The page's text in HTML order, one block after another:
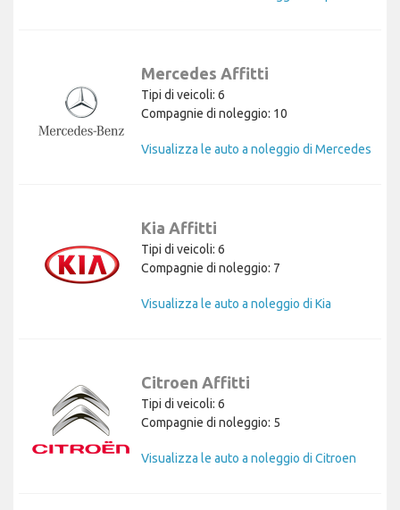
Mercedes Affitti
Tipi di veicoli: 6
Compagnie di noleggio: 10
Visualizza le auto a noleggio di Mercedes
Kia Affitti
Tipi di veicoli: 6
Compagnie di noleggio: 7
Visualizza le auto a noleggio di Kia
Citroen Affitti
Tipi di veicoli: 6
Compagnie di noleggio: 5
Visualizza le auto a noleggio di Citroen